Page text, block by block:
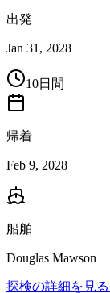
出発
Jan 31, 2028
10日間
帰着
Feb 9, 2028
船舶
Douglas Mawson
探検の詳細を見